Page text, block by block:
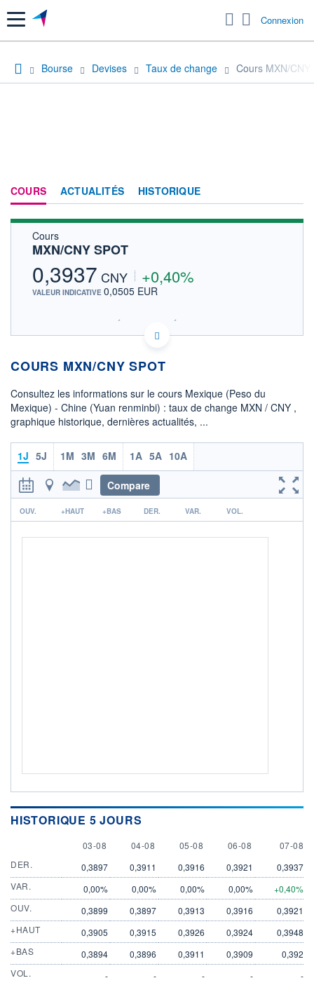
Menu Connexion
Bourse Devises Taux de change Cours MXN/CNY
COURS ACTUALITÉS HISTORIQUE
Cours
MXN/CNY SPOT
0,3937 CNY +0,40%
VALEUR INDICATIVE 0,0505 EUR
SIX - FOREX 2 DONNÉES TEMPS RÉEL
Politique d'exécution
12h07
0,392
OUVERTURE
0,3921
CLÔTURE VEILLE
0,3948 0,3920
COTATION SPÉCIFIQUE
COURS MXN/CNY SPOT
Consultez les informations sur le cours Mexique (Peso du
Mexique) - Chine (Yuan renminbi) : taux de change MXN / CNY ,
graphique historique, dernières actualités, ...
1J 5J 1M 3M 6M 1A 5A 10A
Compare
r
OUV. +HAUT +BAS DER. VAR. VOL.
HISTORIQUE 5 JOURS
3 AUGUST
03-08 4 AUGUST
04-08 5 AUGUST
05-08 6 AUGUST
06-08 7
07-08
DER.
0,3897 0,3911 0,3916 0,3921
0,3937
VAR.
0,00% 0,00% 0,00% 0,00%
+0,40%
OUV.
0,3899 0,3897 0,3913 0,3916
0,3921
+HAUT
0,3905 0,3915 0,3926 0,3924
0,3948
+BAS
0,3894 0,3896 0,3911 0,3909
0,392
VOL.
- - - - -